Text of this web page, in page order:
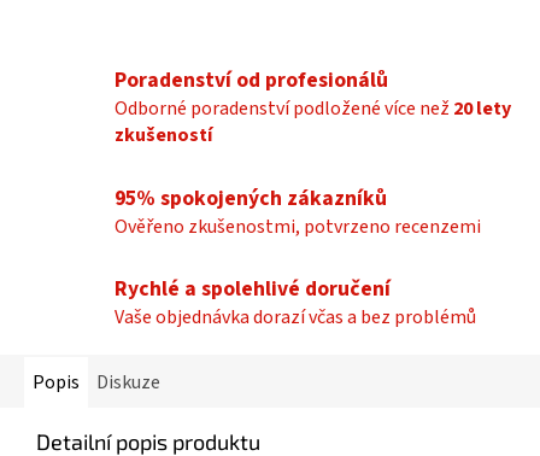
Poradenství od profesionálů
Odborné poradenství podložené více než 20 lety
zkušeností
95% spokojených zákazníků
Ověřeno zkušenostmi, potvrzeno recenzemi
Rychlé a spolehlivé doručení
Vaše objednávka dorazí včas a bez problémů
Popis Diskuze
Detailní popis produktu